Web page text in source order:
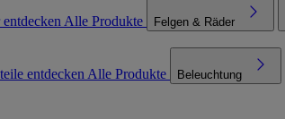
Alle Produkte Felgen & Räder
entdecken Alle Produkte Beleuchtung